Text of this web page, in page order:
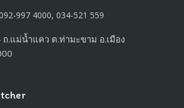
997 4000, 034-521 559
.แม่น้ำแคว ต.ท่ามะขาม อ.เมือง